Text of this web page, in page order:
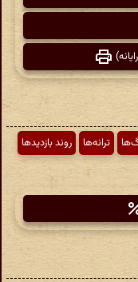
ترانه‌ها
روند بازدیدها